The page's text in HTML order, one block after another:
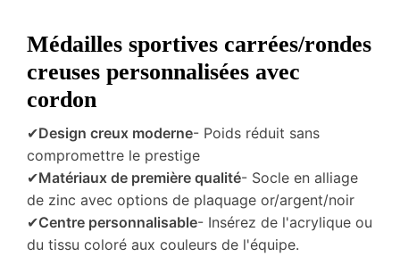
Médailles sportives carrées/rondes
creuses personnalisées avec
cordon
✔Design creux moderne- Poids réduit sans
compromettre le prestige
✔Matériaux de première qualité- Socle en alliage
de zinc avec options de plaquage or/argent/noir
✔Centre personnalisable- Insérez de l'acrylique ou
du tissu coloré aux couleurs de l'équipe.